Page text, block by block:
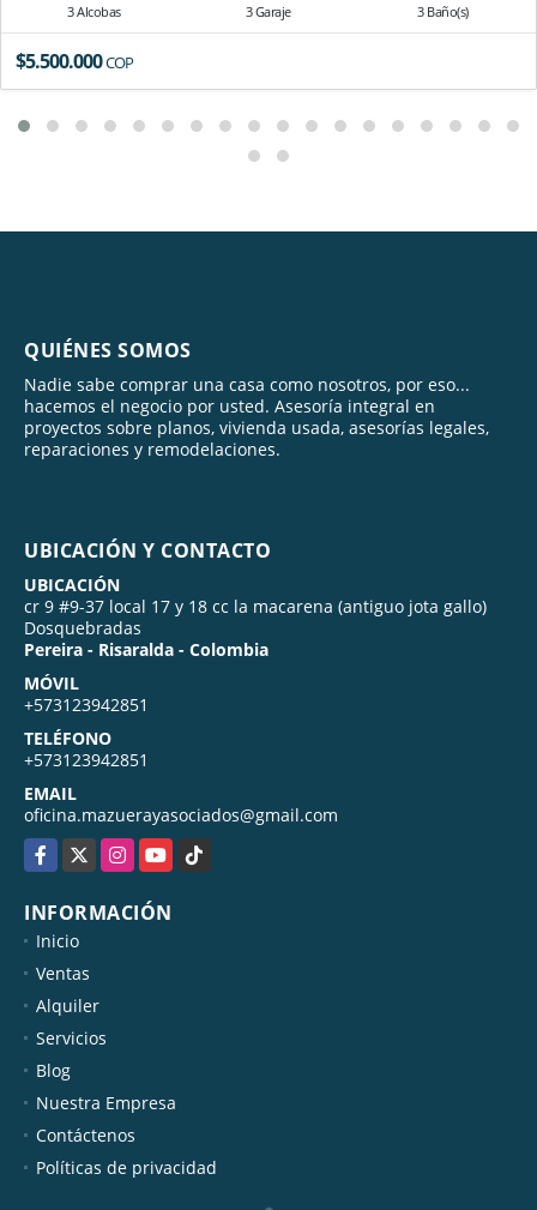
3 Alcobas 3 Garaje 3 Baño(s)
$5.500.000COP
QUIÉNES SOMOS
Nadie sabe comprar una casa como nosotros, por eso...
hacemos el negocio por usted. Asesoría integral en
proyectos sobre planos, vivienda usada, asesorías legales,
reparaciones y remodelaciones.
UBICACIÓN Y CONTACTO
UBICACIÓN
cr 9 #9-37 local 17 y 18 cc la macarena (antiguo jota gallo)
Dosquebradas
Pereira - Risaralda - Colombia
MÓVIL
+573123942851
TELÉFONO
+573123942851
EMAIL
oficina.mazuerayasociados@gmail.com
Facebook
X InstagramYouTubeTikTok
INFORMACIÓN
Inicio
Ventas
Alquiler
Servicios
Blog
Nuestra Empresa
Contáctenos
Políticas de privacidad